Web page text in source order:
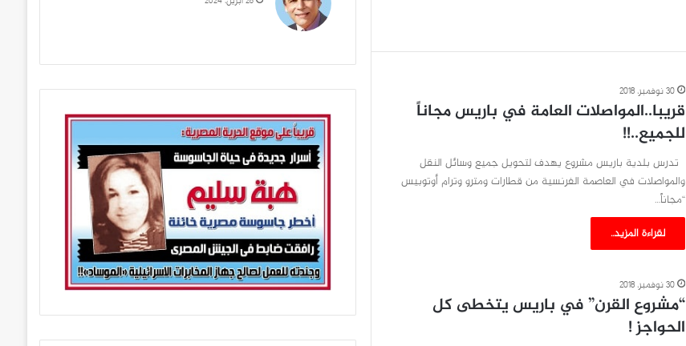
30 نوفمبر، 2018
قريبا..المواصلات العامة في باريس مجاناً
للجميع..!!
تدرس بلدية باريس مشروع يهدف لتحويل جميع وسائل النقل
والمواصلات في العاصمة الفرنسية من قطارات ومترو وترام أوتوبيس
“مجاناً…
لقراءة المزيد..
30 نوفمبر، 2018
“مشروع القرن” في باريس يتخطى كل
الحواجز !